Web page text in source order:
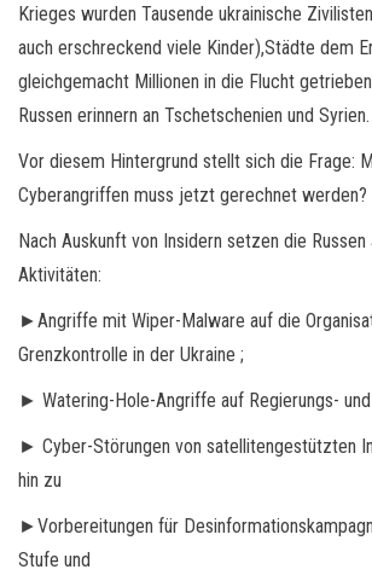
Krieges wurden Tausende ukrainische
auch erschreckend viele Kinder),Städte dem
gleichgemacht Millionen in die Flucht
Russen erinnern an Tschetschenien und Syrien.
Vor diesem Hintergrund stellt sich die Frage:
Cyberangriffen muss jetzt gerechnet werden?
Nach Auskunft von Insidern setzen die
Aktivitäten:
►Angriffe mit Wiper-Malware auf die
Grenzkontrolle in der Ukraine ;
► Watering-Hole-Angriffe auf Regierungs-
► Cyber-Störungen von satellitengestützten
hin zu
►Vorbereitungen für
Stufe und